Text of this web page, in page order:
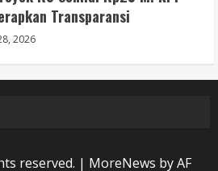
Transparansi
2026
reserved. | MoreNews by AF